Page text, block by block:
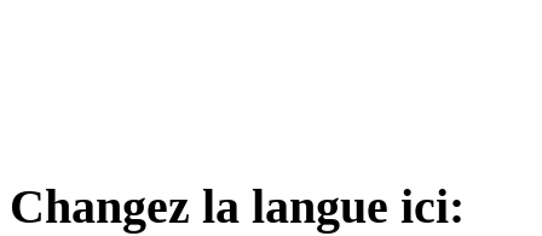
Changez la langue ici: